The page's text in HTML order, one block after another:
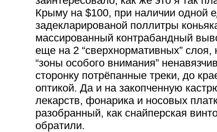
Крыму на $100, при наличии одной
задекларированой поллитры
массированный контрабандный
еще на 2 “сверхнормативных” слоя,
“зоны особого внимания”
сторонку потрёпанные треки, до
оптикой. Да и на закопченную
лекарств, фонарика и носовых
разобранный, как снайперская
обратили.